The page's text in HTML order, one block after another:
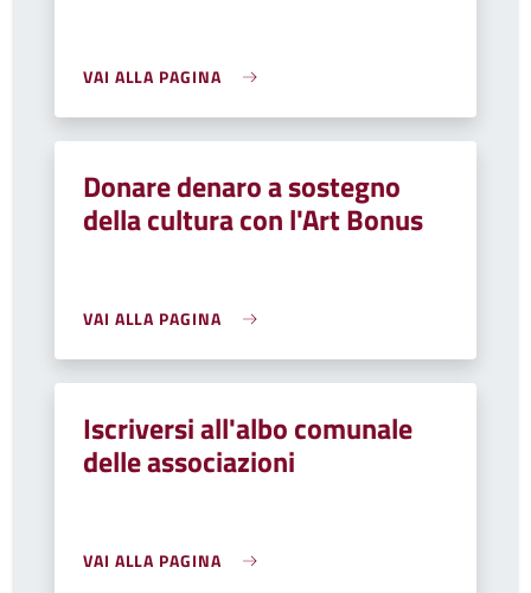
VAI ALLA PAGINA
Donare denaro a sostegno
della cultura con l'Art Bonus
VAI ALLA PAGINA
Iscriversi all'albo comunale
delle associazioni
VAI ALLA PAGINA